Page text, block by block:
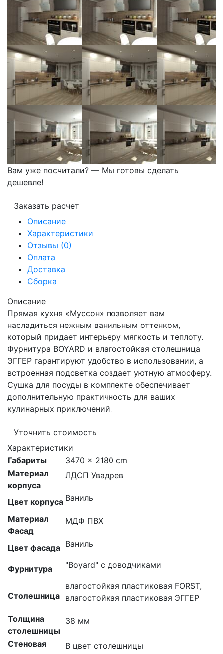
Вам уже посчитали? — Мы готовы сделать
дешевле!
Заказать расчет
Описание
Характеристики
Отзывы (0)
Оплата
Доставка
Сборка
Описание
Прямая кухня «Муссон» позволяет вам
насладиться нежным ванильным оттенком,
который придает интерьеру мягкость и теплоту.
Фурнитура BOYARD и влагостойкая столешница
ЭГГЕР гарантируют удобство в использовании, а
встроенная подсветка создает уютную атмосферу.
Сушка для посуды в комплекте обеспечивает
дополнительную практичность для ваших
кулинарных приключений.
Уточнить стоимость
Характеристики
Габариты
3470 × 2180 cm
Материал
корпуса
ЛДСП Увадрев
Цвет корпуса Ваниль
Материал
Фасад
МДФ ПВХ
Цвет фасада Ваниль
Фурнитура "Boyard" с доводчиками
Столешница
влагостойкая пластиковая FORST,
влагостойкая пластиковая ЭГГЕР
Толщина
столешницы
38 мм
Стеновая
В цвет столешницы